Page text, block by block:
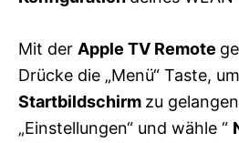
Mit der Apple TV Remote
Drücke die „Menü“ Taste,
Startbildschirm zu
„Einstellungen“ und wähle “